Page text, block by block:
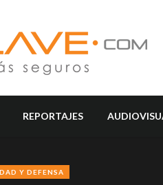
REPORTAJES
Y DEFENSA